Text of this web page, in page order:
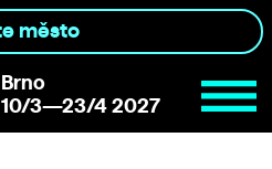
Brno
10/3—23/4 2027